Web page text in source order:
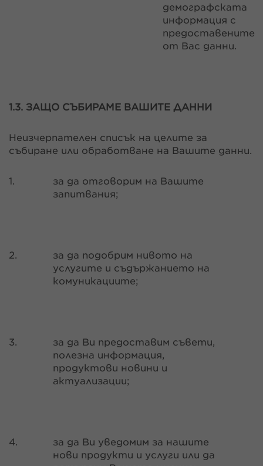
демографската
информация с
предоставените
от Вас данни.
1.3. ЗАЩО СЪБИРАМЕ ВАШИТЕ ДАННИ
Неизчерпателен списък на целите за
събиране или обработване на Вашите данни.
1.
за да отговорим на Вашите
запитвания;
2.
за да подобрим нивото на
услугите и съдържанието на
комуникациите;
3.
за да Ви предоставим съвети,
полезна информация,
продуктови новини и
актуализации;
4.
за да Ви уведомим за нашите
нови продукти и услуги или да